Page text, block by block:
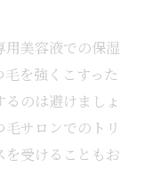
美容液での保湿
を強くこすった
のは避けましょ
サロンでのトリ
を受けることもお